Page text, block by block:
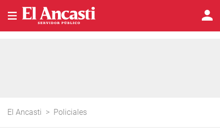
El Ancasti > Policiales